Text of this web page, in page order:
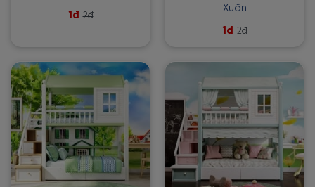
1đ 2đ
Xuân
1đ 2đ